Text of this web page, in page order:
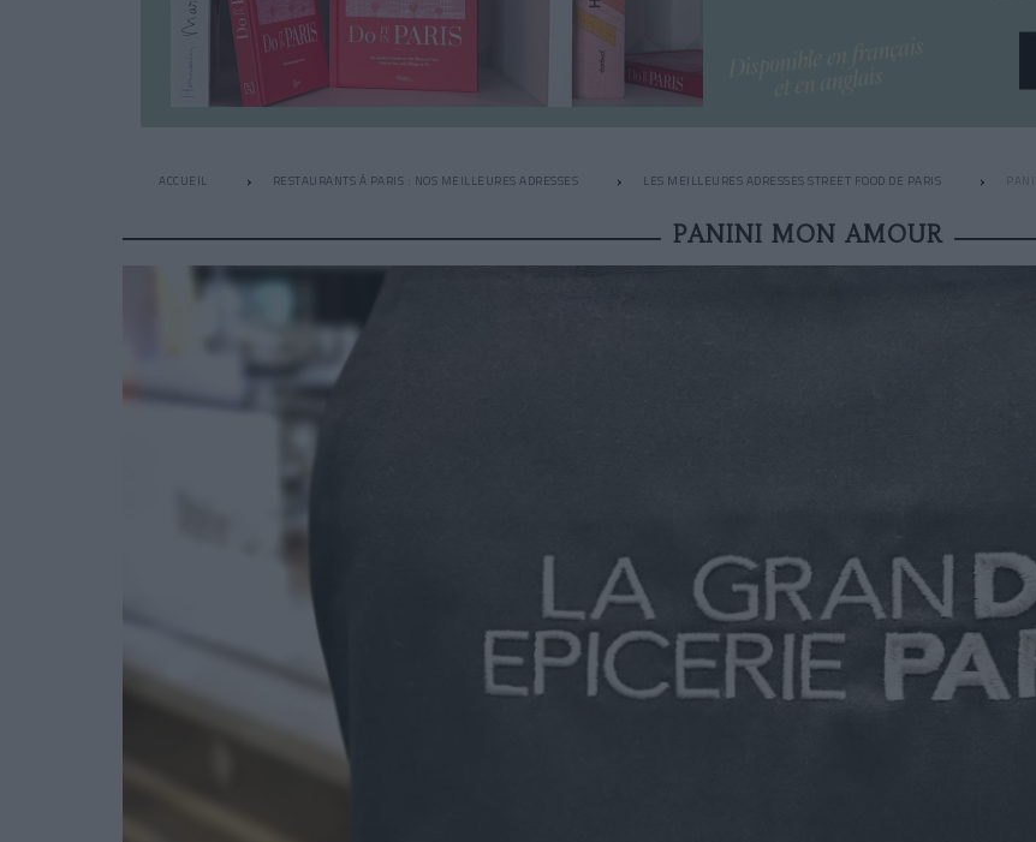
ACCUEIL RESTAURANTS À PARIS : NOS MEILLEURES ADRESSES LES MEILLEURES ADRESSES STREET FOOD DE PARIS
PANINI MON AMOUR